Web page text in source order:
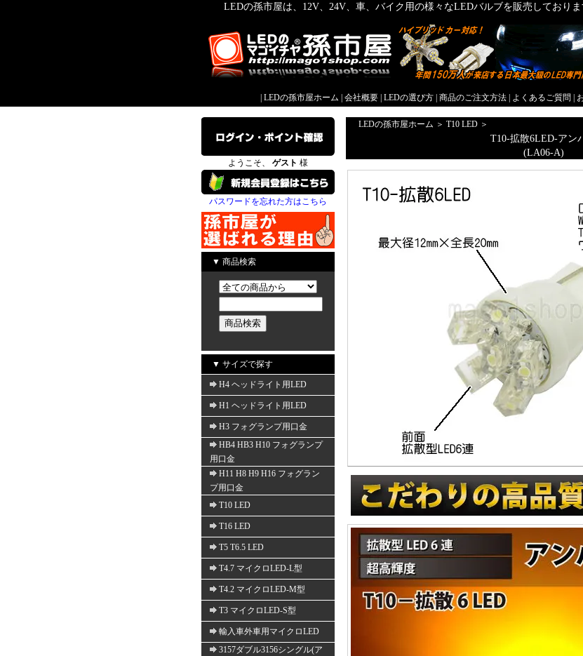
LEDの孫市屋は、12V、24V、車、バイク用の様々なLEDバルブを販売しておりま
LEDの孫市屋ホーム 会社概要 LEDの選び方 商品のご注文方法 よくあるご質問
ようこそ、 ゲスト 様
パスワードを忘れた方はこちら
▼ 商品検索
▼ サイズで探す
H4 ヘッドライト用LED
H1 ヘッドライト用LED
H3 フォグランプ用口金
HB4 HB3 H10 フォグランプ
用口金
H11 H8 H9 H16 フォグラン
プ用口金
T10 LED
T16 LED
T5 T6.5 LED
T4.7 マイクロLED-L型
T4.2 マイクロLED-M型
T3 マイクロLED-S型
輸入車外車用マイクロLED
3157ダブル3156シングル(ア
LEDの孫市屋ホーム ＞ T10 LED ＞
T10-拡散6LED-アン
(LA06-A)